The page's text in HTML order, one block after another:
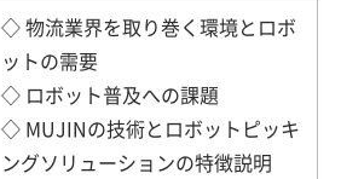
◇ 物流業界を取り巻く環境とロボ
ットの需要
◇ ロボット普及への課題
◇ MUJINの技術とロボットピッキ
ングソリューションの特徴説明